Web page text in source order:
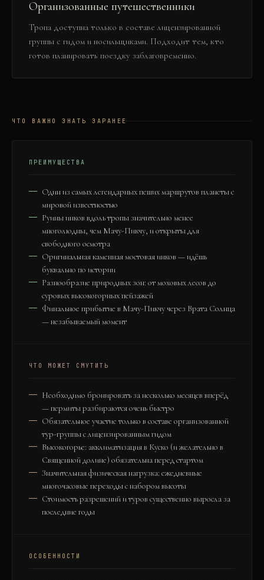
Организованные путешественники
Тропа доступна только в составе лицензированной
группы с гидом и носильщиками. Подходит тем, кто
готов планировать поездку заблаговременно.
ЧТО ВАЖНО ЗНАТЬ ЗАРАНЕЕ
ПРЕИМУЩЕСТВА
Один из самых легендарных пеших маршрутов планеты с
мировой известностью
Руины инков вдоль тропы значительно менее
многолюдны, чем Мачу-Пикчу, и открыты для
свободного осмотра
Оригинальная каменная мостовая инков — идёшь
буквально по истории
Разнообразие природных зон: от моховых лесов до
суровых высокогорных пейзажей
Финальное прибытие в Мачу-Пикчу через Врата Солнца
— незабываемый момент
ЧТО МОЖЕТ СМУТИТЬ
Необходимо бронировать за несколько месяцев вперёд
— пермиты разбираются очень быстро
Обязательное участие только в составе организованной
тур-группы с лицензированным гидом
Высокогорье: акклиматизация в Куско (и желательно в
Священной долине) обязательна перед стартом
Значительная физическая нагрузка: ежедневные
многочасовые переходы с набором высоты
Стоимость разрешений и туров существенно выросла за
последние годы
ОСОБЕННОСТИ